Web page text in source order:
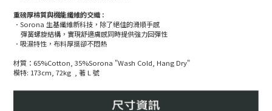
重磅厚棉質與機能纖維的交織 :
．Sorona 生基纖維新科技，除了絕佳的滑順手感
彈簧螺旋結構，實現舒適膚感同時提供強力回彈性
．吸濕特性，布料厚挺卻不悶熱
材質：65%Cotton, 35%Sorona "Wash Cold, Hang Dry"
模特: 173cm, 72kg , 著 L 號